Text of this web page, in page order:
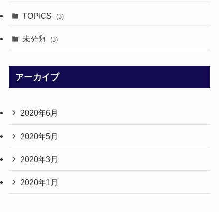
TOPICS (3)
未分類 (3)
アーカイブ
2020年6月
2020年5月
2020年3月
2020年1月